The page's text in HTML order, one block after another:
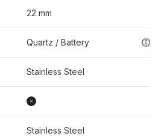
22 mm
Quartz / Battery
Stainless Steel
Stainless Steel